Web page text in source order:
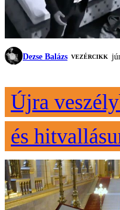
Dezse Balázs VEZÉRCIKK
Újra
és